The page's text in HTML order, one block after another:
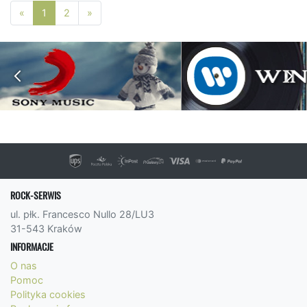
« Poprzednia strona
1 2 »
ROCK-SERWIS
ul. płk. Francesco Nullo 28/LU3
31-543 Kraków
INFORMACJE
O nas
Pomoc
Polityka cookies